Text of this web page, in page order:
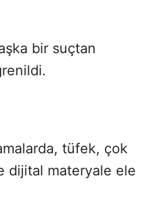
bir suçtan
tüfek, çok
dijital materyale ele